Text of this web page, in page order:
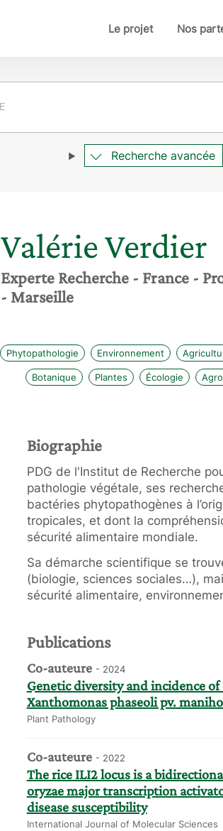
Le projet Nos
Recherche avancée
ValérieVerdier
Experte Recherche - France -
- Marseille
Phytopathologie Environnement
Botanique Plantes Écologie
Biographie
PDG de l'Institut de Recherche
pathologie végétale, ses
bactéries phytopathogènes à
tropicales, et dont la
sécurité alimentaire mondiale.
Sa démarche scientifique se
(biologie, sciences sociales…),
sécurité alimentaire,
Publications
Co-auteure - 2024
Genetic diversity and incidence of
Xanthomonas phaseoli pv.
Plant Pathology
Co-auteure - 2022
The rice ILI2 locus is a
oryzae major transcription
disease susceptibility
International Journal of Molecular Sciences